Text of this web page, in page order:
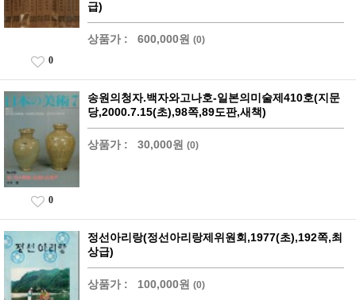
급)
상품가 : 600,000원 (0)
0
송원의청자.백자와고나호-일본의미술제410호(지문
당,2000.7.15(초),98쪽,89도판,새책)
상품가 : 30,000원 (0)
0
정선아리랑(정선아리랑제위원회,1977(초),192쪽,최
상급)
상품가 : 100,000원 (0)